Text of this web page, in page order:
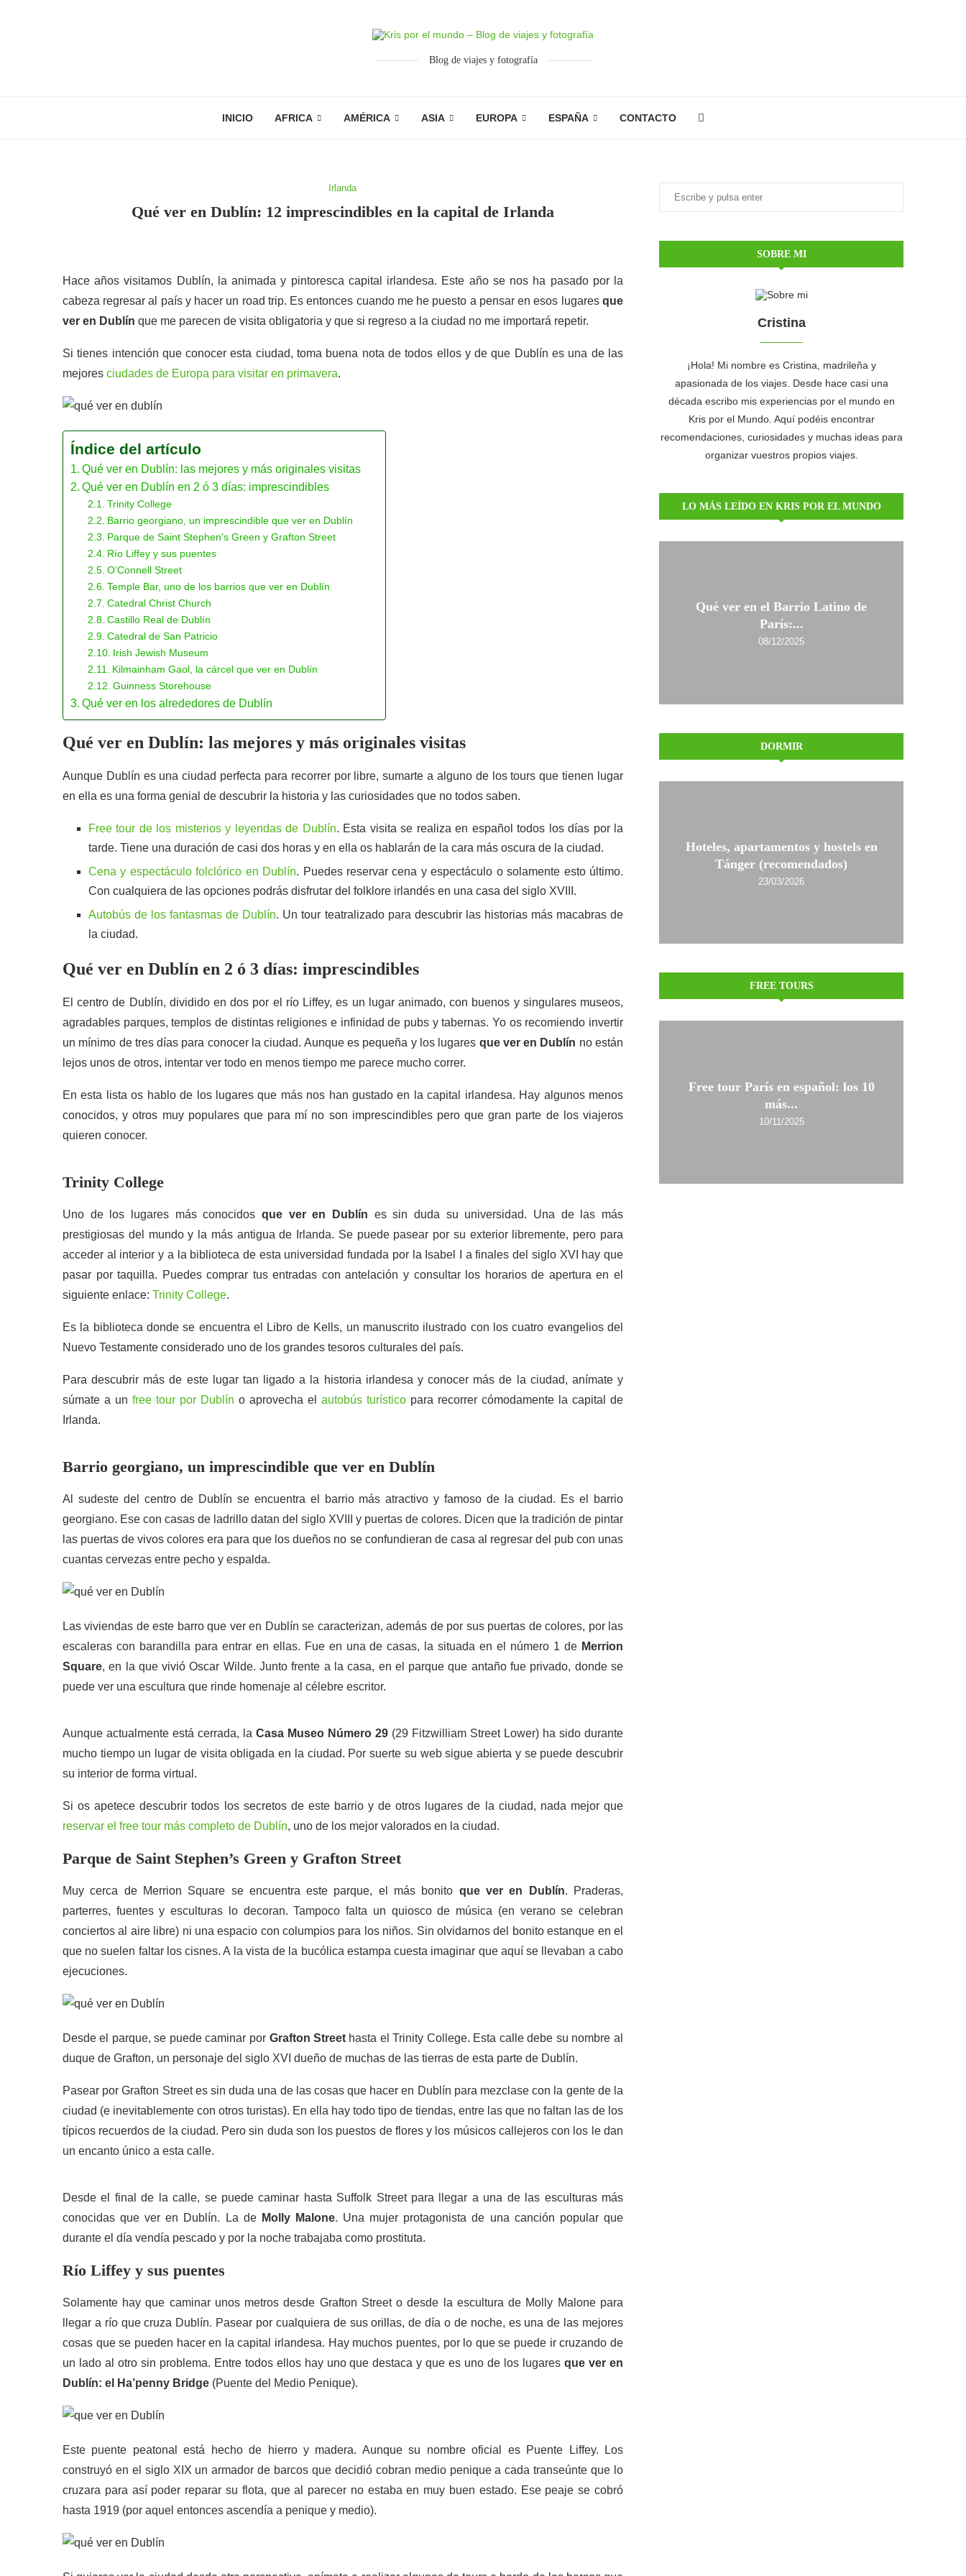
Blog de viajes y fotografía
INICIO AFRICA AMÉRICA ASIA EUROPA ESPAÑA CONTACTO
Irlanda
Qué ver en Dublín: 12 imprescindibles en la capital de Irlanda
Hace años visitamos Dublín, la animada y pintoresca capital irlandesa. Este año se nos ha pasado por la
cabeza regresar al país y hacer un road trip. Es entonces cuando me he puesto a pensar en esos lugares que
ver en Dublín que me parecen de visita obligatoria y que si regreso a la ciudad no me importará repetir.
Si tienes intención que conocer esta ciudad, toma buena nota de todos ellos y de que Dublín es una de las
mejores ciudades de Europa para visitar en primavera.
Índice del artículo
Qué ver en Dublín: las mejores y más originales visitas
Qué ver en Dublín en 2 ó 3 días: imprescindibles
Trinity College
Barrio georgiano, un imprescindible que ver en Dublín
Parque de Saint Stephen’s Green y Grafton Street
Río Liffey y sus puentes
O’Connell Street
Temple Bar, uno de los barrios que ver en Dublín
Catedral Christ Church
Castillo Real de Dublín
Catedral de San Patricio
Irish Jewish Museum
Kilmainham Gaol, la cárcel que ver en Dublín
Guinness Storehouse
Qué ver en los alrededores de Dublín
Qué ver en Dublín: las mejores y más originales visitas
Aunque Dublín es una ciudad perfecta para recorrer por libre, sumarte a alguno de los tours que tienen lugar
en ella es una forma genial de descubrir la historia y las curiosidades que no todos saben.
Free tour de los misterios y leyendas de Dublín. Esta visita se realiza en español todos los días por la
tarde. Tiene una duración de casi dos horas y en ella os hablarán de la cara más oscura de la ciudad.
Cena y espectáculo folclórico en Dublín. Puedes reservar cena y espectáculo o solamente esto último.
Con cualquiera de las opciones podrás disfrutar del folklore irlandés en una casa del siglo XVIII.
Autobús de los fantasmas de Dublín. Un tour teatralizado para descubrir las historias más macabras de
la ciudad.
Qué ver en Dublín en 2 ó 3 días: imprescindibles
El centro de Dublín, dividido en dos por el río Liffey, es un lugar animado, con buenos y singulares museos,
agradables parques, templos de distintas religiones e infinidad de pubs y tabernas. Yo os recomiendo invertir
un mínimo de tres días para conocer la ciudad. Aunque es pequeña y los lugares que ver en Dublín no están
lejos unos de otros, intentar ver todo en menos tiempo me parece mucho correr.
En esta lista os hablo de los lugares que más nos han gustado en la capital irlandesa. Hay algunos menos
conocidos, y otros muy populares que para mí no son imprescindibles pero que gran parte de los viajeros
quieren conocer.
Trinity College
Uno de los lugares más conocidos que ver en Dublín es sin duda su universidad. Una de las más
prestigiosas del mundo y la más antigua de Irlanda. Se puede pasear por su exterior libremente, pero para
acceder al interior y a la biblioteca de esta universidad fundada por la Isabel I a finales del siglo XVI hay que
pasar por taquilla. Puedes comprar tus entradas con antelación y consultar los horarios de apertura en el
siguiente enlace: Trinity College.
Es la biblioteca donde se encuentra el Libro de Kells, un manuscrito ilustrado con los cuatro evangelios del
Nuevo Testamente considerado uno de los grandes tesoros culturales del país.
Para descubrir más de este lugar tan ligado a la historia irlandesa y conocer más de la ciudad, anímate y
súmate a un free tour por Dublín o aprovecha el autobús turístico para recorrer cómodamente la capital de
Irlanda.
Barrio georgiano, un imprescindible que ver en Dublín
Al sudeste del centro de Dublín se encuentra el barrio más atractivo y famoso de la ciudad. Es el barrio
georgiano. Ese con casas de ladrillo datan del siglo XVIII y puertas de colores. Dicen que la tradición de pintar
las puertas de vivos colores era para que los dueños no se confundieran de casa al regresar del pub con unas
cuantas cervezas entre pecho y espalda.
Las viviendas de este barro que ver en Dublín se caracterizan, además de por sus puertas de colores, por las
escaleras con barandilla para entrar en ellas. Fue en una de casas, la situada en el número 1 de Merrion
Square, en la que vivió Oscar Wilde. Junto frente a la casa, en el parque que antaño fue privado, donde se
puede ver una escultura que rinde homenaje al célebre escritor.
Aunque actualmente está cerrada, la Casa Museo Número 29 (29 Fitzwilliam Street Lower) ha sido durante
mucho tiempo un lugar de visita obligada en la ciudad. Por suerte su web sigue abierta y se puede descubrir
su interior de forma virtual.
Si os apetece descubrir todos los secretos de este barrio y de otros lugares de la ciudad, nada mejor que
reservar el free tour más completo de Dublín, uno de los mejor valorados en la ciudad.
Parque de Saint Stephen’s Green y Grafton Street
Muy cerca de Merrion Square se encuentra este parque, el más bonito que ver en Dublín. Praderas,
parterres, fuentes y esculturas lo decoran. Tampoco falta un quiosco de música (en verano se celebran
conciertos al aire libre) ni una espacio con columpios para los niños. Sin olvidarnos del bonito estanque en el
que no suelen faltar los cisnes. A la vista de la bucólica estampa cuesta imaginar que aquí se llevaban a cabo
ejecuciones.
Desde el parque, se puede caminar por Grafton Street hasta el Trinity College. Esta calle debe su nombre al
duque de Grafton, un personaje del siglo XVI dueño de muchas de las tierras de esta parte de Dublín.
Pasear por Grafton Street es sin duda una de las cosas que hacer en Dublín para mezclase con la gente de la
ciudad (e inevitablemente con otros turistas). En ella hay todo tipo de tiendas, entre las que no faltan las de los
típicos recuerdos de la ciudad. Pero sin duda son los puestos de flores y los músicos callejeros con los le dan
un encanto único a esta calle.
Desde el final de la calle, se puede caminar hasta Suffolk Street para llegar a una de las esculturas más
conocidas que ver en Dublín. La de Molly Malone. Una mujer protagonista de una canción popular que
durante el día vendía pescado y por la noche trabajaba como prostituta.
Río Liffey y sus puentes
Solamente hay que caminar unos metros desde Grafton Street o desde la escultura de Molly Malone para
llegar a río que cruza Dublín. Pasear por cualquiera de sus orillas, de día o de noche, es una de las mejores
cosas que se pueden hacer en la capital irlandesa. Hay muchos puentes, por lo que se puede ir cruzando de
un lado al otro sin problema. Entre todos ellos hay uno que destaca y que es uno de los lugaresque ver en
Dublín: el Ha’penny Bridge (Puente del Medio Penique).
Este puente peatonal está hecho de hierro y madera. Aunque su nombre oficial es Puente Liffey. Los
construyó en el siglo XIX un armador de barcos que decidió cobran medio penique a cada transeúnte que lo
cruzara para así poder reparar su flota, que al parecer no estaba en muy buen estado. Ese peaje se cobró
hasta 1919 (por aquel entonces ascendía a penique y medio).
SOBRE MI
Cristina
¡Hola! Mi nombre es Cristina, madrileña y
apasionada de los viajes. Desde hace casi una
década escribo mis experiencias por el mundo en
Kris por el Mundo. Aquí podéis encontrar
recomendaciones, curiosidades y muchas ideas para
organizar vuestros propios viajes.
LO MÁS LEÍDO EN KRIS POR EL MUNDO
Qué ver en el Barrio Latino de
París:...
08/12/2025
DORMIR
Hoteles, apartamentos y hostels en
Tánger (recomendados)
23/03/2026
FREE TOURS
Free tour París en español: los 10
más...
10/11/2025